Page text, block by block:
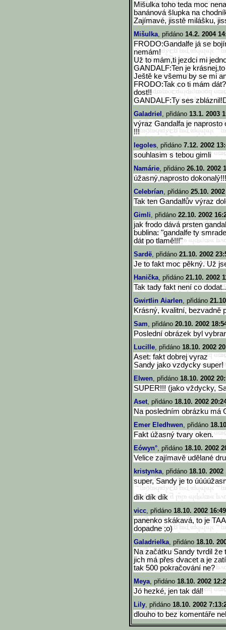
Mišulka toho teda moc
banánová šlupka na
Zajímavé, jisstě milášku,
Mišulka, přidáno 14.2. 2004
FRODO:Gandalfe já se
nemám!
Už to mám,ti jezdci mi
GANDALF:Ten je
Ještě ke všemu by se mi
FRODO:Tak co ti mám
dost!!
GANDALF:Ty ses
Galadriel , přidáno 13.1. 2003
výraz Gandalfa je naprosto
!!!
legoles, přidáno 7.12. 2002
souhlasim s tebou gimli
Namárie, přidáno 26.10. 2002
úžasný,naprosto dokonalý!!!
Celebrían, přidáno 25.10.
Tak ten Gandalfův výraz
Gimli, přidáno 22.10. 2002
jak frodo dává prsten
bublina: "gandalfe ty
dát po tlamě!!!"
Sardë, přidáno 21.10. 2002
Je to fakt moc pěkný. Už
Hanička, přidáno 21.10. 2002
Tak tady fakt není co
Gwirtlin Aiarlen, přidáno
Krásný, kvalitní, bezvadně
Sam, přidáno 20.10. 2002
Poslední obrázek byl
Lucille, přidáno 18.10. 2002
Aset: fakt dobrej vyraz
Sandy jako vzdycky super!
Elwen, přidáno 18.10. 2002
SUPER!!! (jako vždycky,
Aset, přidáno 18.10. 2002
Na posledním obrázku má
Emer Eledhwen, přidáno
Fakt úžasný tvary oken.
Eówyn°, přidáno 18.10. 2002
Velice zajímavě udělané
kristynka, přidáno 18.10. 2002
super, Sandy je to
dík dík dík
vicc, přidáno 18.10. 2002
panenko skákavá, to je
dopadne ;o)
Galadrielka, přidáno 18.10.
Na začátku Sandy tvrdil že
jich má přes dvacet a je
tak 500 pokračování ne?
Meya, přidáno 18.10. 2002
Jó hezké, jen tak dál!
Lily, přidáno 18.10. 2002
dlouho to bez komentáře